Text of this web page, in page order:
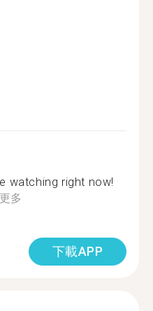
watching right now!
多
下載APP